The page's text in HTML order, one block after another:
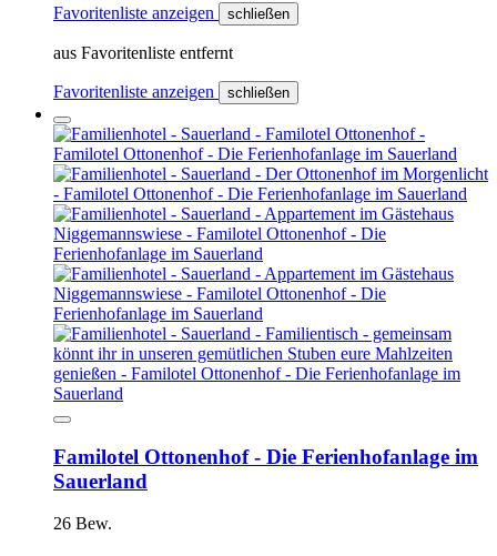
Favoritenliste anzeigen schließen
aus Favoritenliste entfernt
Favoritenliste anzeigen schließen
Familotel Ottonenhof - Die Ferienhofanlage im
Sauerland
26 Bew.